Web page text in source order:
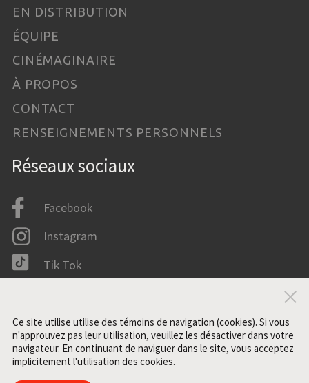
EN DISTRIBUTION
ÉQUIPE
CINÉMAGINAIRE
À PROPOS
CONTACT
RENSEIGNEMENTS PERSONNELS
Réseaux sociaux
Facebook
Instagram
Tik Tok
IMDB
Tous droits réservés. ©2021 ZONE3
Ce site utilise utilise des témoins de navigation (cookies). Si vous
n'approuvez pas leur utilisation, veuillez les désactiver dans votre
navigateur. En continuant de naviguer dans le site, vous acceptez
implicitement l'utilisation des cookies.